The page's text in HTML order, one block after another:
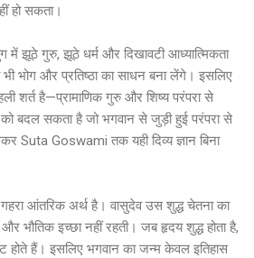
हो सकता।
में झूठे गुरु, झूठे धर्म और दिखावटी आध्यात्मिकता
भोग और प्रतिष्ठा का साधन बना लेंगे। इसलिए
शर्त है—प्रामाणिक गुरु और शिष्य परंपरा से
बदल सकता है जो भगवान से जुड़ी हुई परंपरा से
Suta Goswami तक यही दिव्य ज्ञान बिना
आंतरिक अर्थ है। वासुदेव उस शुद्ध चेतना का
भौतिक इच्छा नहीं रहती। जब हृदय शुद्ध होता है,
होते हैं। इसलिए भगवान का जन्म केवल इतिहास